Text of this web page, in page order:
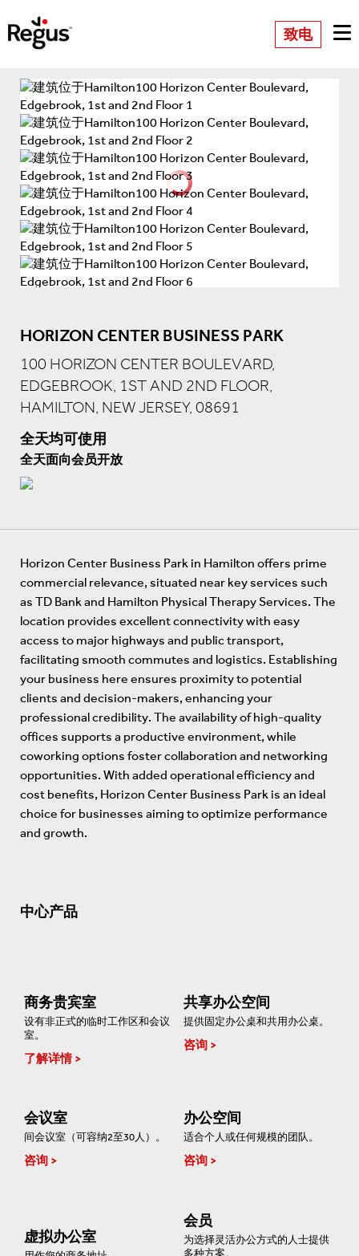
致电
HORIZON CENTER BUSINESS PARK
100 HORIZON CENTER BOULEVARD,
EDGEBROOK, 1ST AND 2ND FLOOR,
HAMILTON, NEW JERSEY, 08691
全天均可使用
全天面向会员开放
Horizon Center Business Park in Hamilton offers prime
commercial relevance, situated near key services such
as TD Bank and Hamilton Physical Therapy Services. The
location provides excellent connectivity with easy
access to major highways and public transport,
facilitating smooth commutes and logistics. Establishing
your business here ensures proximity to potential
clients and decision-makers, enhancing your
professional credibility. The availability of high-quality
offices supports a productive environment, while
coworking options foster collaboration and networking
opportunities. With added operational efficiency and
cost benefits, Horizon Center Business Park is an ideal
choice for businesses aiming to optimize performance
and growth.
中心产品
商务贵宾室
设有非正式的临时工作区和会议
室。
了解详情
共享办公空间
提供固定办公桌和共用办公桌。
咨询
会议室
间会议室（可容纳2至30人）。
咨询
办公空间
适合个人或任何规模的团队。
咨询
虚拟办公室
会员
为选择灵活办公方式的人士提供
多种方案。